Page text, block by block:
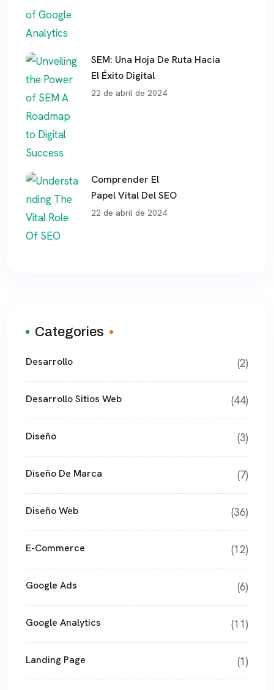
SEM: Una Hoja De Ruta Hacia
El Éxito Digital
22 de abril de 2024
Comprender El
Papel Vital Del SEO
22 de abril de 2024
Categories
Desarrollo (2)
Desarrollo Sitios Web (44)
Diseño (3)
Diseño De Marca (7)
Diseño Web (36)
E-Commerce (12)
Google Ads (6)
Google Analytics (11)
Landing Page (1)